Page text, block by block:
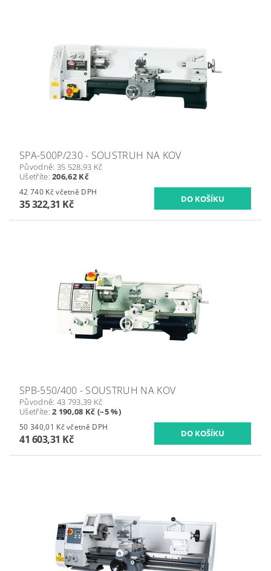
SPA-500P/230 - SOUSTRUH NA KOV
Původně: 35 528,93 Kč
Ušetříte:206,62 Kč
42 740 Kč včetně DPH
35 322,31 Kč
SPB-550/400 - SOUSTRUH NA KOV
Původně: 43 793,39 Kč
Ušetříte:2 190,08 Kč (–5 %)
50 340,01 Kč včetně DPH
41 603,31 Kč